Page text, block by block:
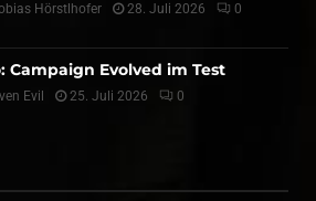
Hörstlhofer 28. Juli 2026 0
Campaign Evolved im Test
Evil 25. Juli 2026 0